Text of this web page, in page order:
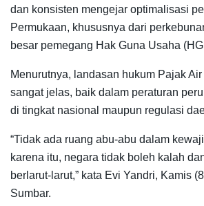
dan konsisten mengejar optimalisasi
Permukaan, khususnya dari
besar pemegang Hak Guna Usaha
Menurutnya, landasan hukum Pajak
sangat jelas, baik dalam peraturan
di tingkat nasional maupun regulasi
“Tidak ada ruang abu-abu dalam
karena itu, negara tidak boleh kalah
berlarut-larut,” kata Evi Yandri, Kamis
Sumbar.